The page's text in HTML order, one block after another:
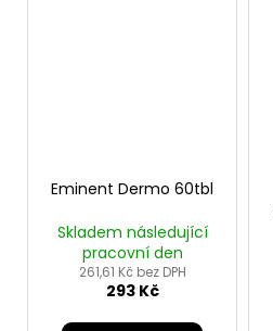
Eminent Dermo 60tbl
Skladem následující
pracovní den
261,61 Kč bez DPH
293 Kč